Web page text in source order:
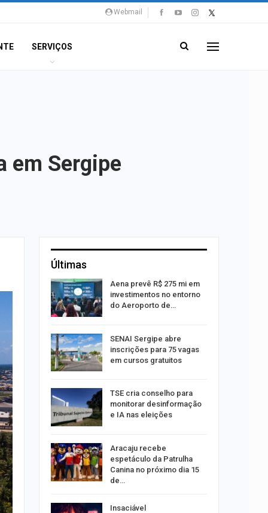
Webmail
SERVIÇOS
em Sergipe
Últimas
de
pais
Aena prevê R$ 275 mi em
investimentos no entorno
do Aeroporto de…
SENAI Sergipe abre
inscrições para 75 vagas
em cursos gratuitos
TSE cria conselho para
monitorar desinformação
e IA nas eleições
Aracaju recebe
espetáculo da Patrulha
Canina no próximo dia 15
de…
Insaciável